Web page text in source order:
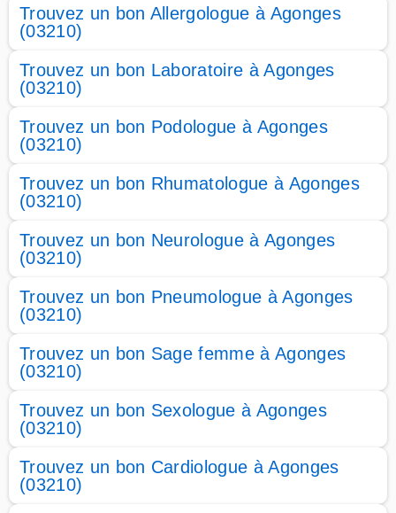
Trouvez un bon Allergologue à Agonges
(03210)
Trouvez un bon Laboratoire à Agonges
(03210)
Trouvez un bon Podologue à Agonges
(03210)
Trouvez un bon Rhumatologue à Agonges
(03210)
Trouvez un bon Neurologue à Agonges
(03210)
Trouvez un bon Pneumologue à Agonges
(03210)
Trouvez un bon Sage femme à Agonges
(03210)
Trouvez un bon Sexologue à Agonges
(03210)
Trouvez un bon Cardiologue à Agonges
(03210)